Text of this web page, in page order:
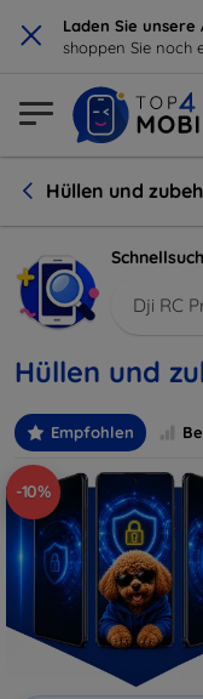
× Laden Sie
shoppen Sie noch
Hüllen und
Dji RC
Hüllen und
Empfohlen
-10%